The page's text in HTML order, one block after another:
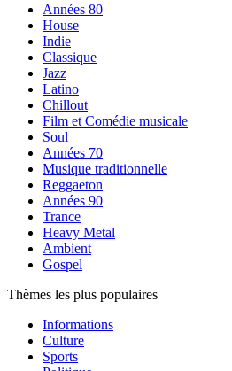
Années 80
House
Indie
Classique
Jazz
Latino
Chillout
Film et Comédie musicale
Soul
Années 70
Musique traditionnelle
Reggaeton
Années 90
Trance
Heavy Metal
Ambient
Gospel
Thèmes les plus populaires
Informations
Culture
Sports